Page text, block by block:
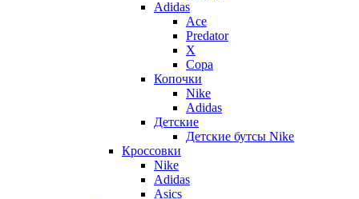
Adidas
Ace
Predator
X
Copa
Копочки
Nike
Adidas
Детские
Детские бутсы Nike
Кроссовки
Nike
Adidas
Asics